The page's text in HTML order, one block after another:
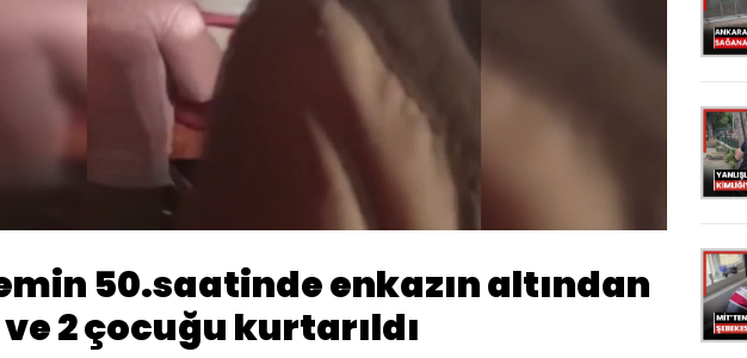
54.02%
50.saatinde enkazın altından
2 çocuğu kurtarıldı